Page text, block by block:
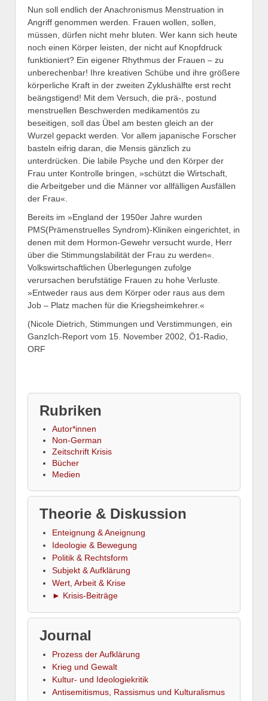
Nun soll endlich der Anachronismus Menstruation in
Angriff genommen werden. Frauen wollen, sollen,
müssen, dürfen nicht mehr bluten. Wer kann sich heute
noch einen Körper leisten, der nicht auf Knopfdruck
funktioniert? Ein eigener Rhythmus der Frauen – zu
unberechenbar! Ihre kreativen Schübe und ihre größere
körperliche Kraft in der zweiten Zyklushälfte erst recht
beängstigend! Mit dem Versuch, die prä-, postund
menstruellen Beschwerden medikamentös zu
beseitigen, soll das Übel am besten gleich an der
Wurzel gepackt werden. Vor allem japanische Forscher
basteln eifrig daran, die Mensis gänzlich zu
unterdrücken. Die labile Psyche und den Körper der
Frau unter Kontrolle bringen, »schützt die Wirtschaft,
die Arbeitgeber und die Männer vor allfälligen Ausfällen
der Frau«.
Bereits im »England der 1950er Jahre wurden
PMS(Prämenstruelles Syndrom)-Kliniken eingerichtet, in
denen mit dem Hormon-Gewehr versucht wurde, Herr
über die Stimmungslabilität der Frau zu werden«.
Volkswirtschaftlichen Überlegungen zufolge
verursachen berufstätige Frauen zu hohe Verluste.
»Entweder raus aus dem Körper oder raus aus dem
Job – Platz machen für die Kriegsheimkehrer.«
(Nicole Dietrich, Stimmungen und Verstimmungen, ein
GanzIch-Report vom 15. November 2002, Ö1-Radio,
ORF
Rubriken
Autor*innen
Non-German
Zeitschrift Krisis
Bücher
Medien
Theorie & Diskussion
Enteignung & Aneignung
Ideologie & Bewegung
Politik & Rechtsform
Subjekt & Aufklärung
Wert, Arbeit & Krise
► Krisis-Beiträge
Journal
Prozess der Aufklärung
Krieg und Gewalt
Kultur- und Ideologiekritik
Antisemitismus, Rassismus und Kulturalismus